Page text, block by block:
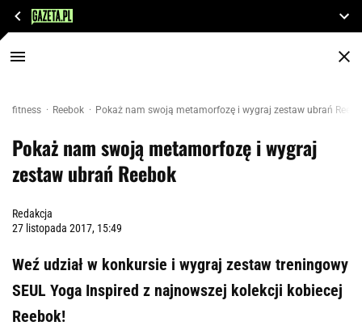
fitness Reebok Pokaż nam swoją metamorfozę i wygraj zestaw ubrań
Pokaż nam swoją metamorfozę i wygraj
zestaw ubrań Reebok
Redakcja
27 listopada 2017, 15:49
Weź udział w konkursie i wygraj zestaw treningowy
SEUL Yoga Inspired z najnowszej kolekcji kobiecej
Reebok!